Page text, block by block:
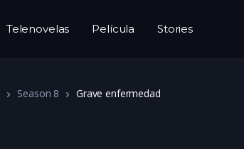
Telenovelas Película Stories
Season 8 Grave enfermedad